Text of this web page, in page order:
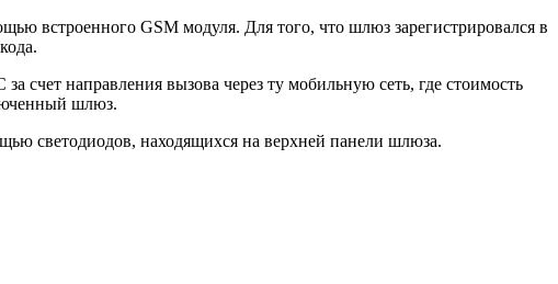
встроенного GSM модуля. Для того, что шлюз зарегистрировался в
направления вызова через ту мобильную сеть, где стоимость
шлюз.
светодиодов, находящихся на верхней панели шлюза.